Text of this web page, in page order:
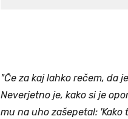
"Če za kaj lahko rečem, da
Neverjetno je, kako si je
mu na uho zašepetal: 'Kako